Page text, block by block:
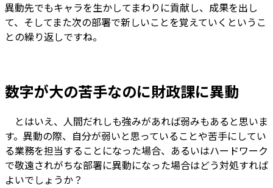
異動先でもキャラを生かしてまわりに貢献し、成果を出し
て、そしてまた次の部署で新しいことを覚えていくというこ
との繰り返しですね。
数字が大の苦手なのに財政課に異動
とはいえ、人間だれしも強みがあれば弱みもあると思いま
す。異動の際、自分が弱いと思っていることや苦手にしてい
る業務を担当することになった場合、あるいはハードワーク
で敬遠されがちな部署に異動になった場合はどう対処すれば
よいでしょうか？